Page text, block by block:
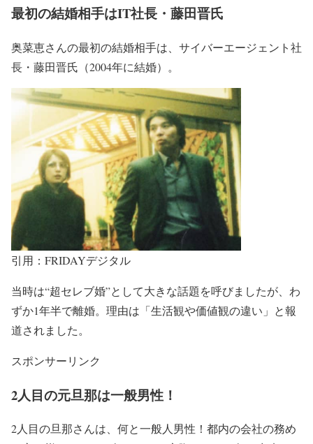
最初の結婚相手はIT社長・藤田晋氏
奥菜恵さんの最初の結婚相手は、 サイバーエージェント社
長・藤田晋氏 （2004年に結婚）。
引用：FRIDAYデジタル
当時は“超セレブ婚”として大きな話題を呼びましたが、 わ
ずか1年半で離婚。理由は「生活観や価値観の違い」と報
道されました。
スポンサーリンク
2人目の元旦那は一般男性！
2人目の旦那さんは、何と一般人男性！都内の会社の務め